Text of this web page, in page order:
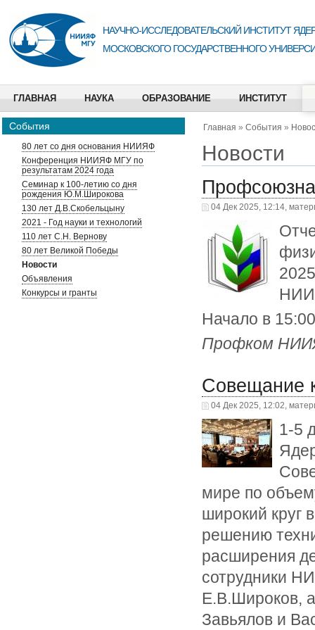
НАУЧНО-ИССЛЕДОВАТЕЛЬСКИЙ ИНСТИТУТ
МОСКОВСКОГО ГОСУДАРСТВЕННОГО
ГЛАВНАЯ НАУКА ОБРАЗОВАНИЕ ИНСТИТУТ
События
80 лет со дня основания НИИЯФ
Конференция НИИЯФ МГУ по
результатам 2024 года
Семинар к 100-летию со дня
рождения Ю.М.Широкова
130 лет Д.В.Скобельцыну
2021 - Год науки и технологий
110 лет С.Н. Вернову
80 лет Великой Победы
Новости
Объявления
Конкурсы и гранты
Главная » События »
Новости
04 Дек 2025, 12:14,
Начало в
Профком
Совещание
04 Дек 2025, 12:02,
1-5
мире по
широкий круг
решению
расширения
сотрудники
Е.В.Широков,
Завьялов и